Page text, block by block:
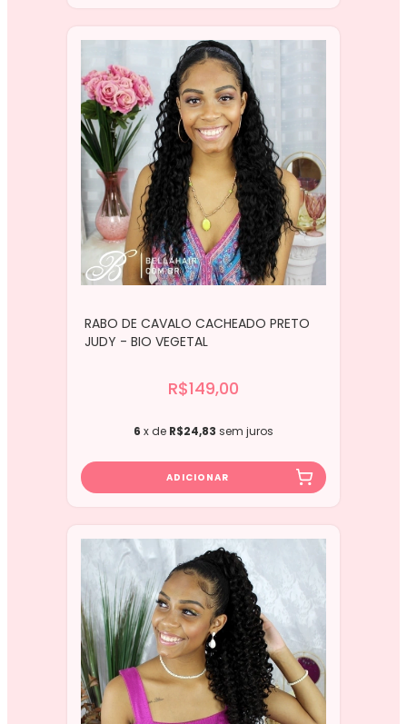
RABO DE CAVALO CACHEADO PRETO
JUDY - BIO VEGETAL
R$149,00
6 x de R$24,83 sem juros